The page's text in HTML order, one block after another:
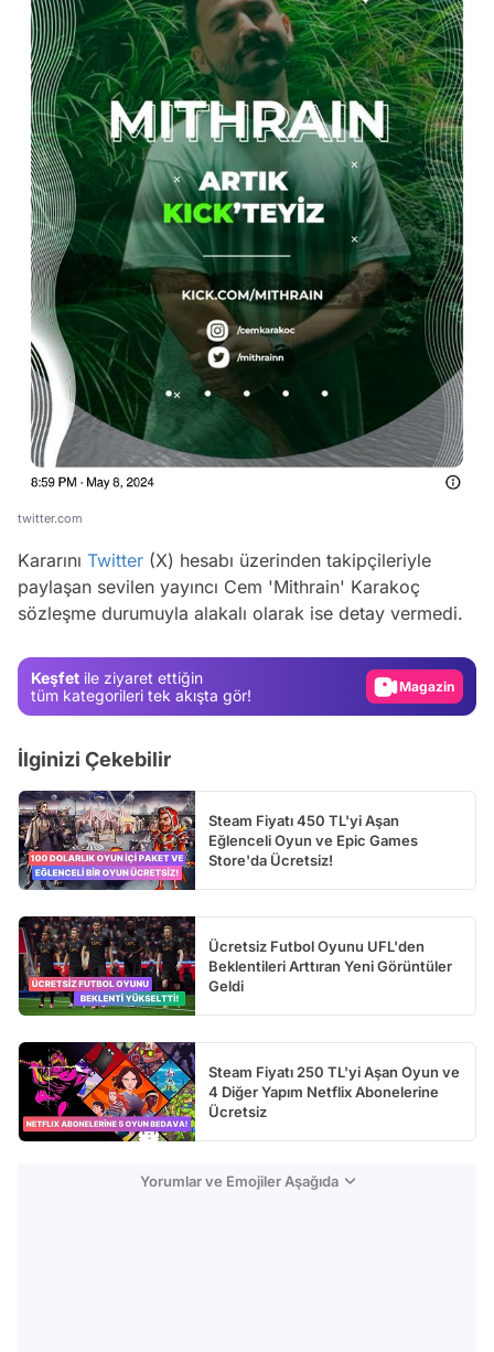
twitter.com
Kararını Twitter (X) hesabı üzerinden takipçileriyle
paylaşan sevilen yayıncı Cem 'Mithrain' Karakoç
sözleşme durumuyla alakalı olarak ise detay vermedi.
Keşfet ile ziyaret ettiğin
tüm kategorileri tek akışta gör!
Test
Magazin
İlginizi Çekebilir
Steam Fiyatı 450 TL'yi Aşan
Eğlenceli Oyun ve Epic Games
Store'da Ücretsiz!
Ücretsiz Futbol Oyunu UFL'den
Beklentileri Arttıran Yeni Görüntüler
Geldi
Steam Fiyatı 250 TL'yi Aşan Oyun ve
4 Diğer Yapım Netflix Abonelerine
Ücretsiz
Yorumlar ve Emojiler Aşağıda